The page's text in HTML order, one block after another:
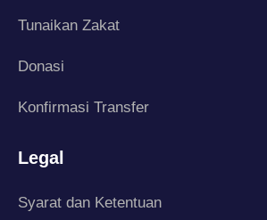
Tunaikan Zakat
Donasi
Konfirmasi Transfer
Legal
Syarat dan Ketentuan